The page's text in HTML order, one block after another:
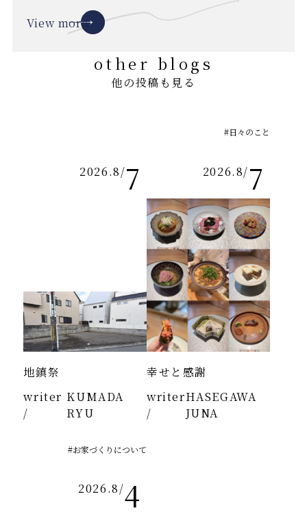
View more
other blogs
他の投稿も見る
2026.8/7
地鎮祭
writer
/
KUMADA
RYU
2026.8/7
幸せと感謝
#日々のこと
writer
/
HASEGAWA
JUNA
2026.8/4
#お家づくりについて